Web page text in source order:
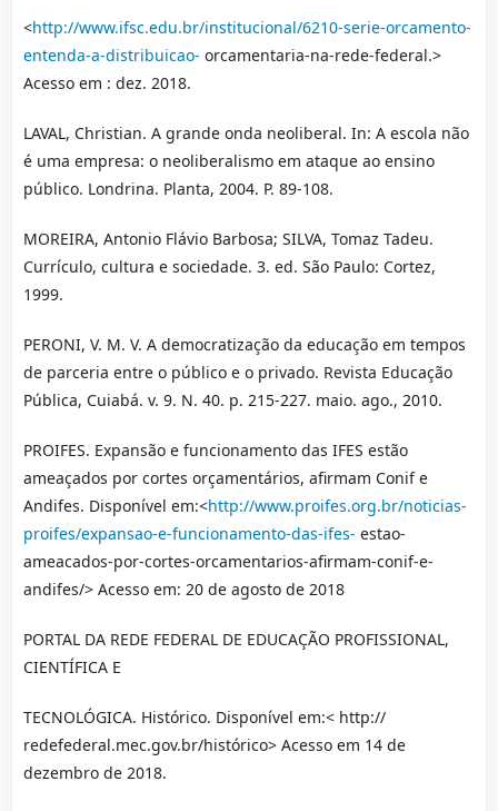
<http://www.ifsc.edu.br/institucional/6210-serie-orcamento-
entenda-a-distribuicao- orcamentaria-na-rede-federal.>
Acesso em : dez. 2018.
LAVAL, Christian. A grande onda neoliberal. In: A escola não
é uma empresa: o neoliberalismo em ataque ao ensino
público. Londrina. Planta, 2004. P. 89-108.
MOREIRA, Antonio Flávio Barbosa; SILVA, Tomaz Tadeu.
Currículo, cultura e sociedade. 3. ed. São Paulo: Cortez,
1999.
PERONI, V. M. V. A democratização da educação em tempos
de parceria entre o público e o privado. Revista Educação
Pública, Cuiabá. v. 9. N. 40. p. 215-227. maio. ago., 2010.
PROIFES. Expansão e funcionamento das IFES estão
ameaçados por cortes orçamentários, afirmam Conif e
Andifes. Disponível em:<http://www.proifes.org.br/noticias-
proifes/expansao-e-funcionamento-das-ifes- estao-
ameacados-por-cortes-orcamentarios-afirmam-conif-e-
andifes/> Acesso em: 20 de agosto de 2018
PORTAL DA REDE FEDERAL DE EDUCAÇÃO PROFISSIONAL,
CIENTÍFICA E
TECNOLÓGICA. Histórico. Disponível em:< http://
redefederal.mec.gov.br/histórico> Acesso em 14 de
dezembro de 2018.